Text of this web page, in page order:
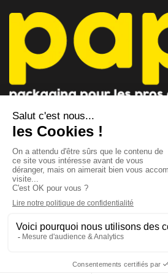
CONSEILLER PAPA
AU 04 91 35 09 09
Suivez-nous